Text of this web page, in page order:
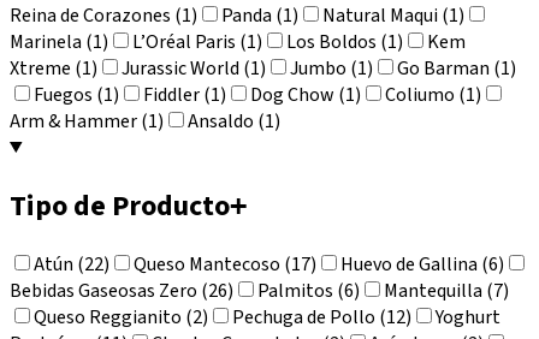
Reina de Corazones (1)
Panda (1)
Natural Maqui (1)
Marinela (1)
L’Oréal Paris (1) Los Boldos (1)
Kem
Xtreme (1)
Jurassic World (1) Jumbo (1)
Go Barman (1)
Fuegos (1)
Fiddler (1) Dog Chow (1)
Coliumo (1)
Arm & Hammer (1)
Ansaldo (1)
Tipo de Producto+
Atún (22) Queso Mantecoso (17)
Huevo de Gallina (6)
Bebidas Gaseosas Zero (26)
Palmitos (6)
Mantequilla (7)
Queso Reggianito (2)
Pechuga de Pollo (12)
Yoghurt